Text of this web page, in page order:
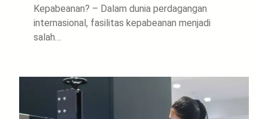
Kepabeanan? – Dalam dunia perdagangan
internasional, fasilitas kepabeanan menjadi
salah…